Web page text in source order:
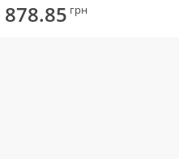
878.85 грн